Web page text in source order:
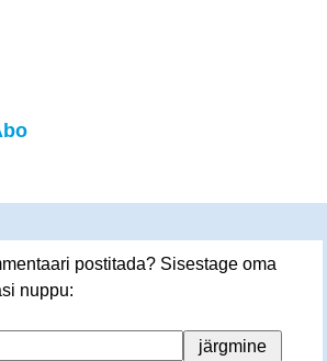
postitada? Sisestage oma
nuppu: